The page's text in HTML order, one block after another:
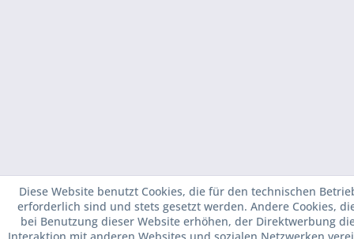
Diese Website benutzt Cookies, die für den technischen
erforderlich sind und stets gesetzt werden. Andere Cookies,
bei Benutzung dieser Website erhöhen, der Direktwerbung